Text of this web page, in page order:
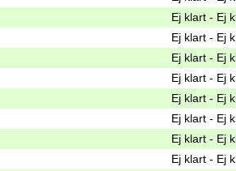
Ej klart - Ej
Ej klart - Ej
Ej klart - Ej
Ej klart - Ej
Ej klart - Ej
Ej klart - Ej
Ej klart - Ej
Ej klart - Ej